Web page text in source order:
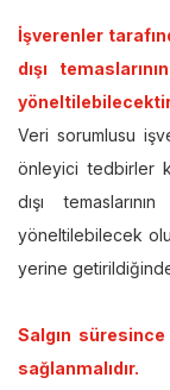
İşverenler
dışı
Veri sorumlusu
önleyici tedbirler
dışı
yöneltilebilecek
yerine
Salgın
sağlanmalıdır.